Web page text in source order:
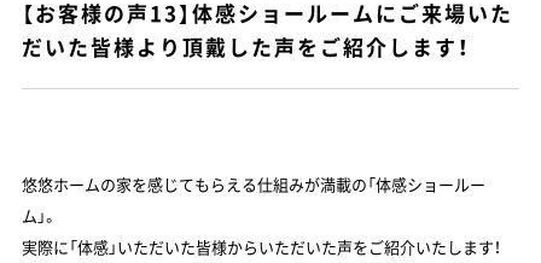
【お客様の声13】体感ショールームにご来場いた
だいた皆様より頂戴した声をご紹介します！
悠悠ホームの家を感じてもらえる仕組みが満載の「体感ショールー
ム」。
実際に「体感」いただいた皆様からいただいた声をご紹介いたします！